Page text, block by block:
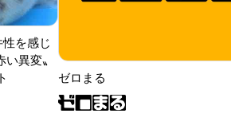
性を感じ
異変〟
ゼロまる